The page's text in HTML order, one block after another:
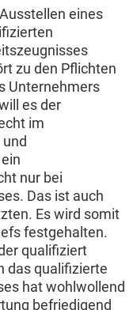
eines
zu den Pflichten
Unternehmers
es der
im
nur bei
Das ist auch
Es wird somit
festgehalten.
qualifiziert
das qualifizierte
hat wohlwollend
befriedigend